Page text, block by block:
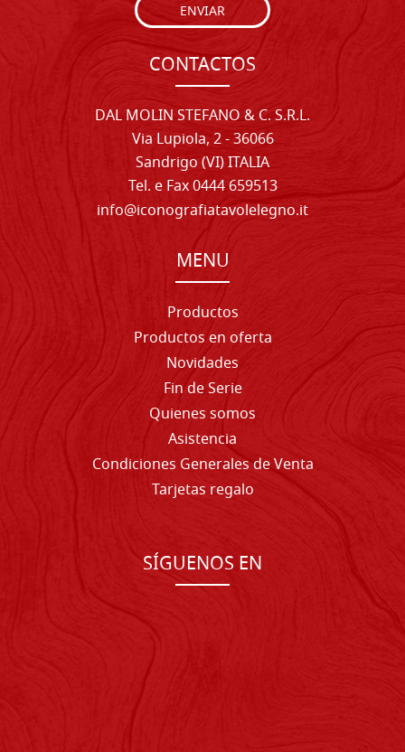
ENVIAR
CONTACTOS
DAL MOLIN STEFANO & C. S.R.L.
Via Lupiola, 2 - 36066
Sandrigo (VI) ITALIA
Tel. e Fax 0444 659513
info@iconografiatavolelegno.it
MENU
Productos
Productos en oferta
Novidades
Fin de Serie
Quienes somos
Asistencia
Condiciones Generales de Venta
Tarjetas regalo
SÍGUENOS EN